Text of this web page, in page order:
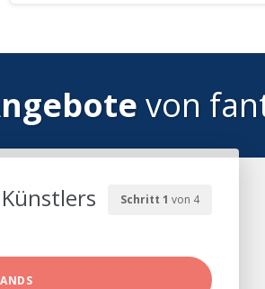
von
Schritt 1 von 4